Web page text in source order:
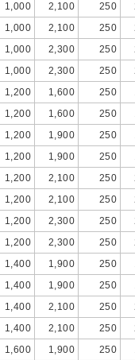
1,000 2,100 250
1,000 2,100 250
1,000 2,300 250
1,000 2,300 250
1,200 1,600 250
1,200 1,600 250
1,200 1,900 250
1,200 1,900 250
1,200 2,100 250
1,200 2,100 250
1,200 2,300 250
1,200 2,300 250
1,400 1,900 250
1,400 1,900 250
1,400 2,100 250
1,400 2,100 250
1,600 1,900 250